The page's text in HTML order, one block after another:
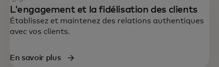
L'engagement et la fidélisation des clients
Établissez et maintenez des relations authentiques
avec vos clients.
En savoir plus